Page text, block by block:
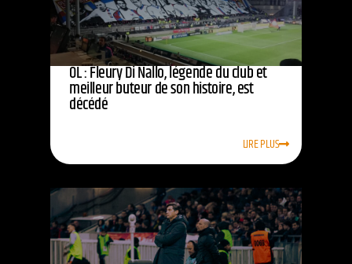
OL : Fleury Di Nallo, légende du club et
meilleur buteur de son histoire, est
décédé
LIRE PLUS